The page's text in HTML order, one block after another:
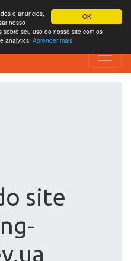
OK
e anúncios,
nosso
sobre seu uso do nosso site com os
analytics. Aprender mais
site